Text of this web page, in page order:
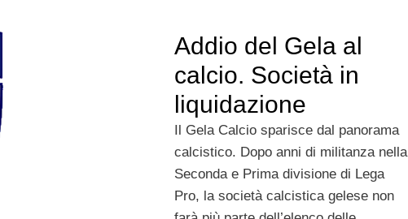
Addio del Gela al
calcio. Società in
liquidazione
Il Gela Calcio sparisce dal panorama
calcistico. Dopo anni di militanza nella
Seconda e Prima divisione di Lega
Pro, la società calcistica gelese non